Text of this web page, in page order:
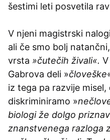
šestimi leti posvetila
V njeni magistrski
ali če smo bolj
vrsta »čutečih živali«.
Gabrova deli »človeške
iz tega pa razvije
diskriminiramo »
biologi že dolgo
znanstvenega razloga